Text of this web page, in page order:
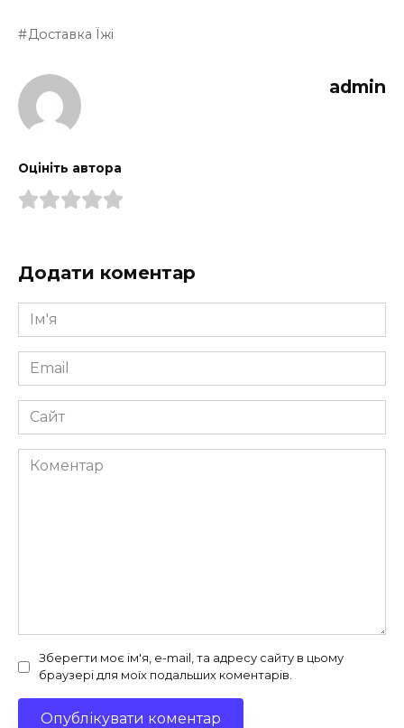
Доставка Їжі
admin
Оцініть автора
Додати коментар
Ім'я
*
Email
*
Сайт
Коментар
Зберегти моє ім'я, e-mail, та адресу сайту в цьому
браузері для моїх подальших коментарів.